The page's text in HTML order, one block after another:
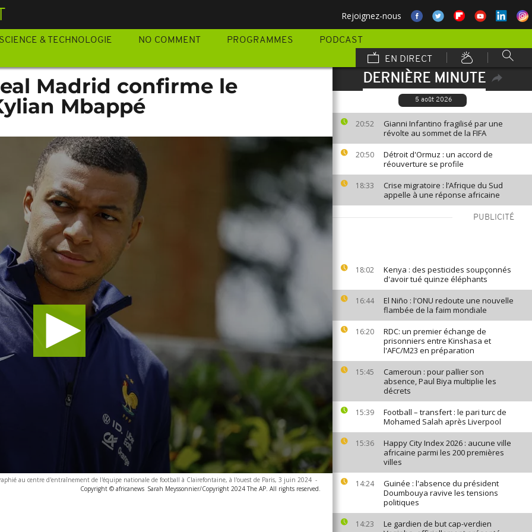
Rejoignez-nous
SCIENCE & TECHNOLOGIE NO COMMENT PROGRAMMES
PODCAST
EN DIRECT
DERNIÈRE MINUTE
5 août 2026
20:52
Gianni Infantino fragilisé par une
révolte au sommet de la FIFA
20:50
Détroit d'Ormuz : un accord de
réouverture se profile
18:33
Crise migratoire : l’Afrique du Sud
appelle à une réponse africaine
PUBLICITÉ
18:02
Kenya : des pesticides soupçonnés
d'avoir tué quinze éléphants
16:44
El Niño : l'ONU redoute une nouvelle
flambée de la faim mondiale
16:20
RDC: un premier échange de
prisonniers entre Kinshasa et
l'AFC/M23 en préparation
15:45
Cameroun : pour pallier son
absence, Paul Biya multiplie les
décrets
15:39
Football – transfert : le pari turc de
Mohamed Salah après Liverpool
15:36
Happy City Index 2026 : aucune ville
africaine parmi les 200 premières
villes
14:24
Guinée : l'absence du président
Doumbouya ravive les tensions
politiques
14:23
Le gardien de but cap-verdien
Madrid confirme le
Mbappé
au centre d'entraînement de l'équipe nationale de football à Clairefontaine, à l'ouest de Paris, 3 juin 2024 -
Copyright © africanews Sarah Meyssonnier/Copyright 2024 The AP. All rights reserved.